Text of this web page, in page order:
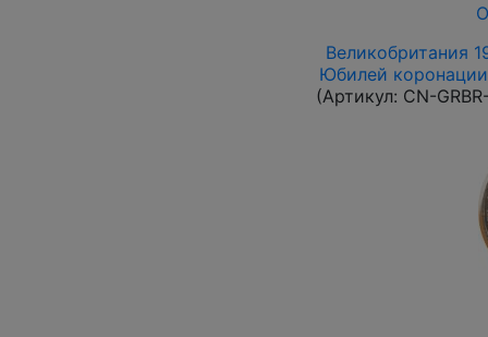
Великобритания
Юбилей
(Артикул: CN-